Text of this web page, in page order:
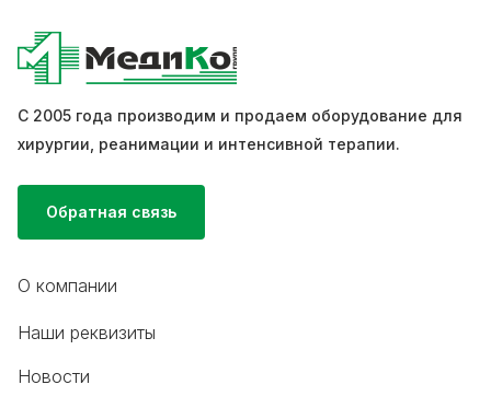
С 2005 года производим и продаем оборудование для
хирургии, реанимации и интенсивной терапии.
Обратная связь
О компании
Наши реквизиты
Новости